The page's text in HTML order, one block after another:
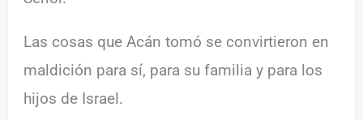
Las cosas que Acán tomó se convirtieron en
maldición para sí, para su familia y para los
hijos de Israel.